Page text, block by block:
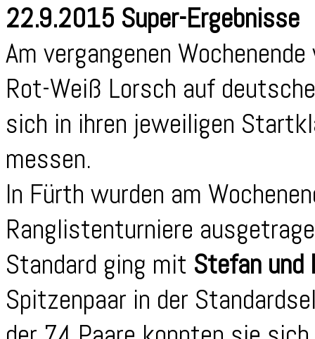
22.9.2015 Super-Ergebnisse
Am vergangenen
Rot-Weiß Lorsch auf
sich in ihren jeweiligen
messen.
In Fürth wurden am
Ranglistenturniere
Standard ging mit Stefan und
Spitzenpaar in der